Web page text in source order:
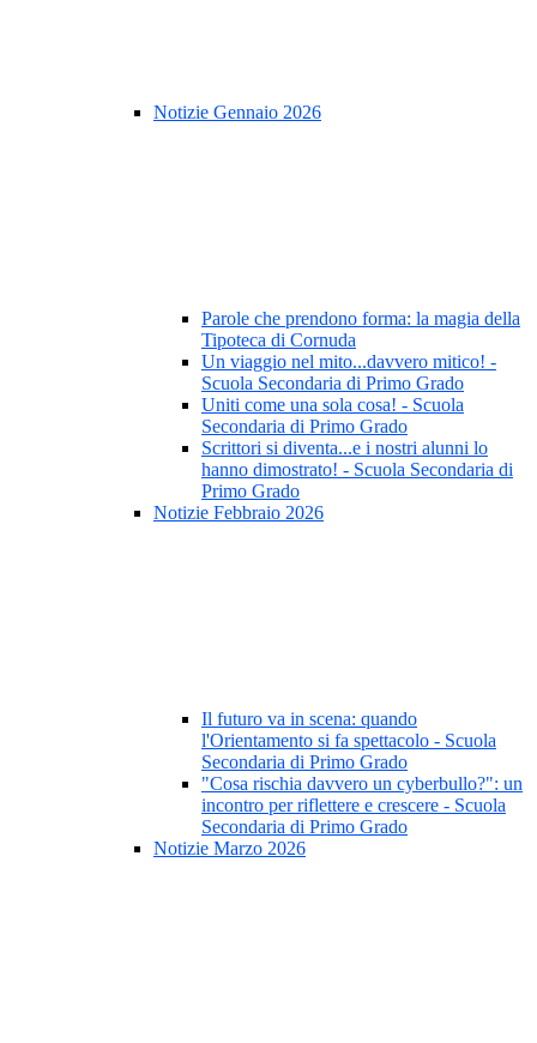
Notizie Gennaio 2026
Parole che prendono forma: la magia della
Tipoteca di Cornuda
Un viaggio nel mito...davvero mitico! -
Scuola Secondaria di Primo Grado
Uniti come una sola cosa! - Scuola
Secondaria di Primo Grado
Scrittori si diventa...e i nostri alunni lo
hanno dimostrato! - Scuola Secondaria di
Primo Grado
Notizie Febbraio 2026
Il futuro va in scena: quando
l'Orientamento si fa spettacolo - Scuola
Secondaria di Primo Grado
"Cosa rischia davvero un cyberbullo?": un
incontro per riflettere e crescere - Scuola
Secondaria di Primo Grado
Notizie Marzo 2026